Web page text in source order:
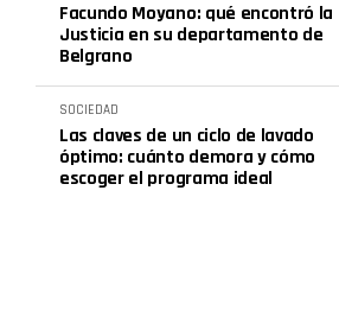
Facundo Moyano: qué encontró la
Justicia en su departamento de
Belgrano
SOCIEDAD
Las claves de un ciclo de lavado
óptimo: cuánto demora y cómo
escoger el programa ideal